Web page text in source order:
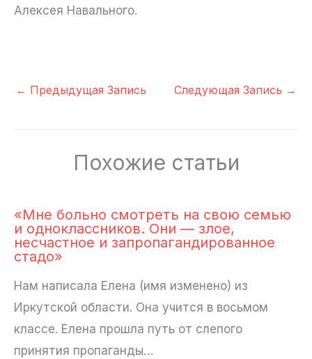
Алексея Навального.
← Предыдущая Запись Следующая Запись →
Похожие статьи
«Мне больно смотреть на свою семью
и одноклассников. Они — злое,
несчастное и запропагандированное
стадо»
Нам написала Елена (имя изменено) из
Иркутской области. Она учится в восьмом
классе. Елена прошла путь от слепого
принятия пропаганды…